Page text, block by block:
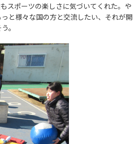
スポーツの楽しさに気づいてくれた。や
と様々な国の方と交流したい、それが開
。